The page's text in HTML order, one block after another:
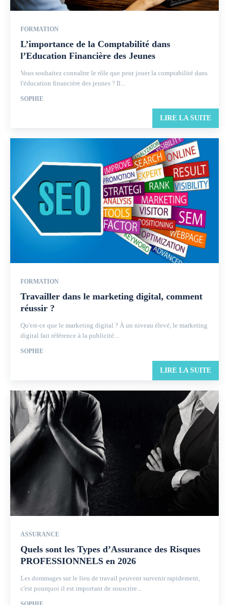
FORMATION
L’importance de la Comptabilité dans
l’Education Financière des Jeunes
Vous souhaitez connaître le rôle que peut jouer la comptabilité dans
l'éducation financière des jeunes ? Il...
SOPHIE
LIRE LA SUITE
FORMATION
Travailler dans le marketing digital, comment
réussir ?
Qu'est-ce que le marketing digital ? À un niveau élevé, le marketing
digital fait référence à la publicité...
SOPHIE
LIRE LA SUITE
ASSURANCE
Quels sont les Types d’Assurance des Risques
PROFESSIONNELS en 2026
Les dommages sur le lieu de travail peuvent survenir rapidement,
c'est pourquoi il est important de souscrire...